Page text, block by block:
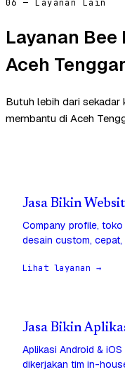
06 — Layanan Lain
Layanan
Aceh
Butuh lebih dari sekadar
membantu di Aceh
Jasa Bikin
Company profile,
desain custom, cepat,
Lihat layanan →
Jasa Bikin
Aplikasi Android &
dikerjakan tim in-